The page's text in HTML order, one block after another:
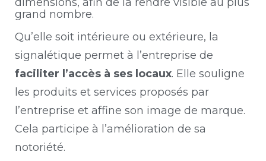
grand nombre.
Qu’elle soit intérieure ou extérieure, la
signalétique permet à l’entreprise de
faciliter l’accès à ses locaux. Elle souligne
les produits et services proposés par
l’entreprise et affine son image de marque.
Cela participe à l’amélioration de sa
notoriété.